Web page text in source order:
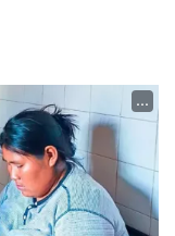
...